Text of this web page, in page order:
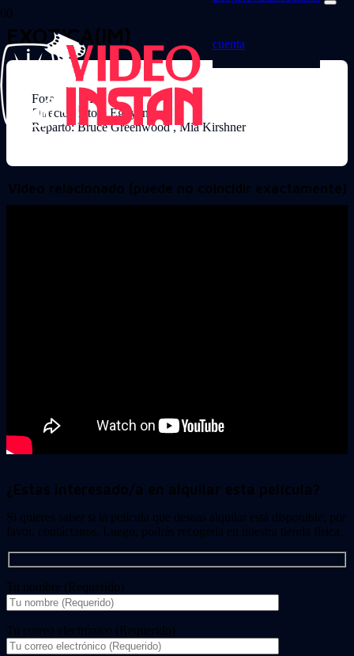
cuenta
EXOTICA(IM)
Formato: VHS
Director: Atom Egoyan
Reparto: Bruce Greenwood , Mia Kirshner
Video relacionado (puede no coincidir exactamente)
¿Estas interesado/a en alquilar esta película?
Si quieres saber si la película que deseas alquilar está disponible, por
favor, contáctanos. Luego, podrás recogerla en nuestra tienda física.
Tu nombre (Requerido)
Tu correo electrónico (Requerido)